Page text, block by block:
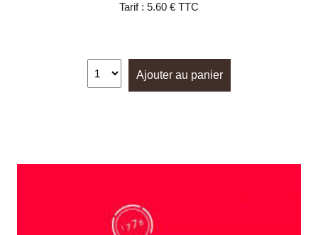
Tarif : 5.60 € TTC
Ajouter au panier